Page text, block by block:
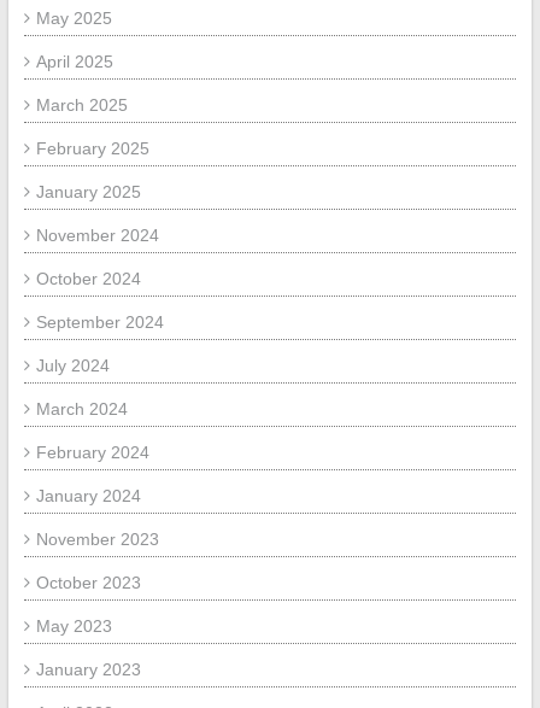
May 2025
April 2025
March 2025
February 2025
January 2025
November 2024
October 2024
September 2024
July 2024
March 2024
February 2024
January 2024
November 2023
October 2023
May 2023
January 2023